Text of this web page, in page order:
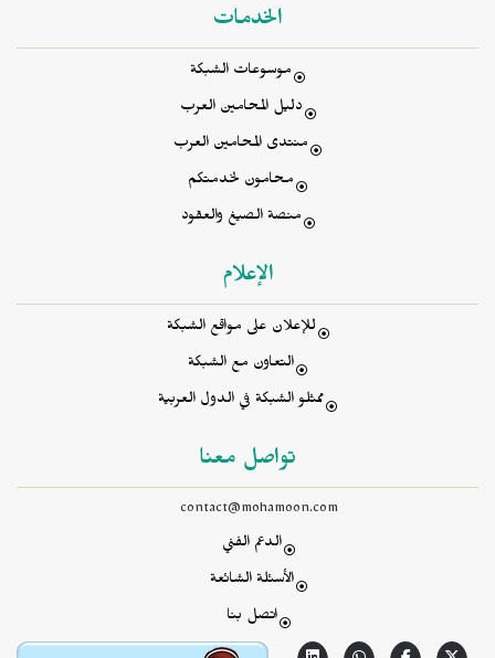
الخدمات
موسوعات الشبكة
دليل المحامين العرب
منتدى المحامين العرب
محامون لخدمتكم
منصة الصيغ والعقود
الإعلام
للإعلان على مواقع الشبكة
التعاون مع الشبكة
ممثلو الشبكة في الدول العربية
تواصل معنا
contact@mohamoon.com
الدعم الفني
الأسئلة الشائعة
اتصل بنا